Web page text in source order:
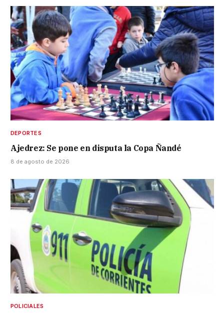
DEPORTES
Ajedrez: Se pone en disputa la Copa Ñandé
8 de agosto de 2026
POLICIALES